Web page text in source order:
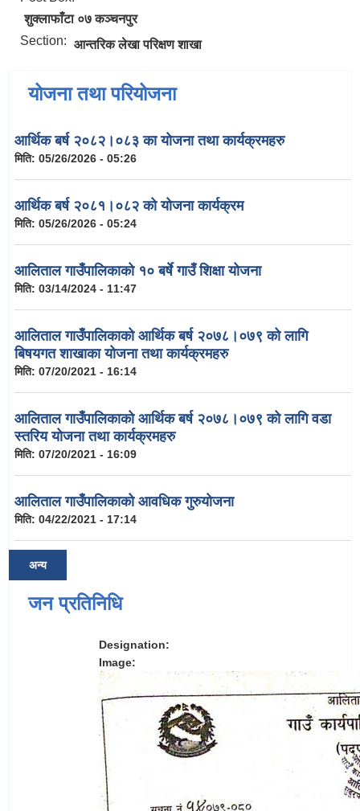
शुक्लाफाँटा ०७ कञ्चनपुर
Section: आन्तरिक लेखा परिक्षण शाखा
योजना तथा परियोजना
आर्थिक बर्ष २०८२।०८३ का योजना तथा कार्यक्रमहरु
मिति: 05/26/2026 - 05:26
आर्थिक बर्ष २०८१।०८२ को योजना कार्यक्रम
मिति: 05/26/2026 - 05:24
आलिताल गाउँपालिकाको १० बर्षे गाउँ शिक्षा योजना
मिति: 03/14/2024 - 11:47
आलिताल गाउँपालिकाको आर्थिक बर्ष २०७८।०७९ को लागि
बिषयगत शाखाका योजना तथा कार्यक्रमहरु
मिति: 07/20/2021 - 16:14
आलिताल गाउँपालिकाको आर्थिक बर्ष २०७८।०७९ को लागि वडा
स्तरिय योजना तथा कार्यक्रमहरु
मिति: 07/20/2021 - 16:09
आलिताल गाउँपालिकाको आवधिक गुरुयोजना
मिति: 04/22/2021 - 17:14
अन्य
जन प्रतिनिधि
Designation:
Image: